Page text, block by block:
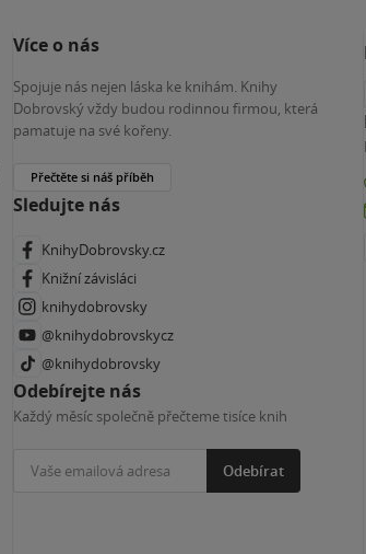
Více o nás
Spojuje nás nejen láska ke knihám. Knihy
Dobrovský vždy budou rodinnou firmou, která
pamatuje na své kořeny.
Přečtěte si náš příběh
Sledujte nás
KnihyDobrovsky.cz
Knižní závisláci
knihydobrovsky
@knihydobrovskycz
@knihydobrovsky
Odebírejte nás
Každý měsíc společně přečteme tisíce knih
Odebírat